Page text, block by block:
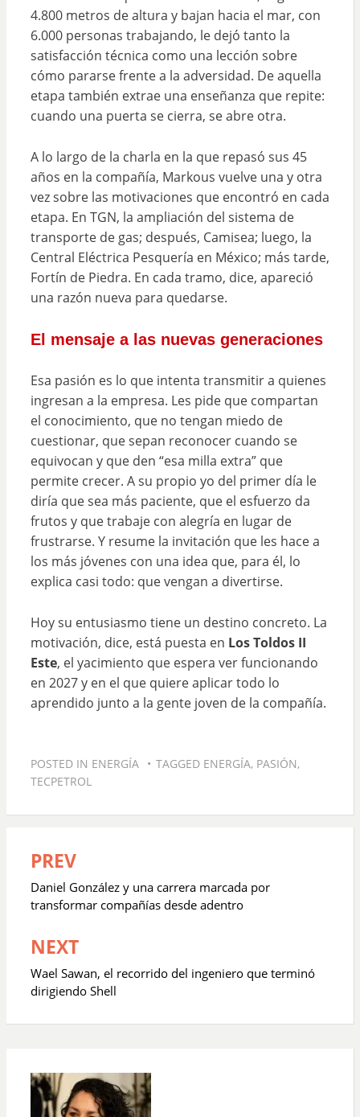
4.800 metros de altura y bajan hacia el mar, con
6.000 personas trabajando, le dejó tanto la
satisfacción técnica como una lección sobre
cómo pararse frente a la adversidad. De aquella
etapa también extrae una enseñanza que repite:
cuando una puerta se cierra, se abre otra.
A lo largo de la charla en la que repasó sus 45
años en la compañía, Markous vuelve una y otra
vez sobre las motivaciones que encontró en cada
etapa. En TGN, la ampliación del sistema de
transporte de gas; después, Camisea; luego, la
Central Eléctrica Pesquería en México; más tarde,
Fortín de Piedra. En cada tramo, dice, apareció
una razón nueva para quedarse.
El mensaje a las nuevas generaciones
Esa pasión es lo que intenta transmitir a quienes
ingresan a la empresa. Les pide que compartan
el conocimiento, que no tengan miedo de
cuestionar, que sepan reconocer cuando se
equivocan y que den “esa milla extra” que
permite crecer. A su propio yo del primer día le
diría que sea más paciente, que el esfuerzo da
frutos y que trabaje con alegría en lugar de
frustrarse. Y resume la invitación que les hace a
los más jóvenes con una idea que, para él, lo
explica casi todo: que vengan a divertirse.
Hoy su entusiasmo tiene un destino concreto. La
motivación, dice, está puesta en Los Toldos II
Este, el yacimiento que espera ver funcionando
en 2027 y en el que quiere aplicar todo lo
aprendido junto a la gente joven de la compañía.
POSTED IN ENERGÍA TAGGED ENERGÍA, PASIÓN,
TECPETROL
Navegación
de
entradas
PREV
Daniel González y una carrera marcada por
transformar compañías desde adentro
NEXT
Wael Sawan, el recorrido del ingeniero que terminó
dirigiendo Shell